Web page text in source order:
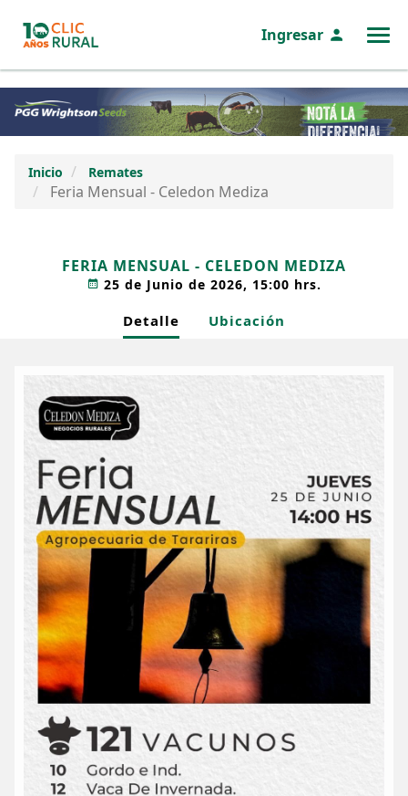
Ingresar
Inicio Remates
Feria Mensual - Celedon Mediza
FERIA MENSUAL - CELEDON MEDIZA
25 de Junio de 2026, 15:00 hrs.
Detalle Ubicación